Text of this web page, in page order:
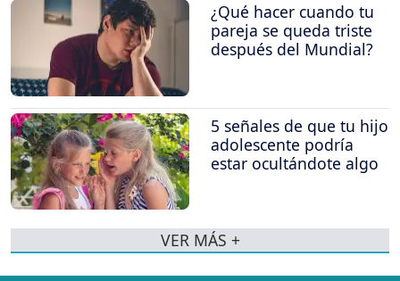
¿Qué hacer cuando tu
pareja se queda triste
después del Mundial?
5 señales de que tu hijo
adolescente podría
estar ocultándote algo
VER MÁS +